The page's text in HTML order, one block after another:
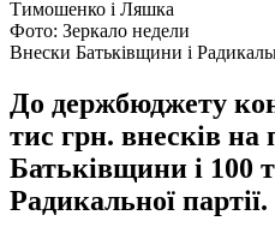
Фото: Зеркало недели
Внески Батьківщини і
До держбюджету
тис грн. внесків на
Батьківщини і 100
Радикальної партії.